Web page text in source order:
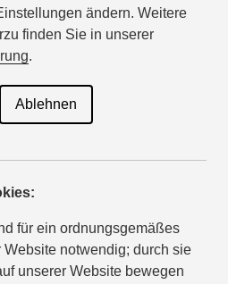
ändern. Weitere
finden Sie in unserer
.
Ablehnen
für ein ordnungsgemäßes
Website notwendig; durch sie
unserer Website bewegen
Service
Inspektion: Unser Service-
Damit Sie viele Jahre an